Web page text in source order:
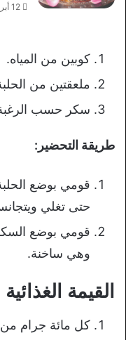
12 أبريل، 2026
كوبين من المياه.
ملعقتين من
سكر حسب
طريقة التحضير:
قومي بوضع الحلبة
حتى تغلي
قومي بوضع السكر
وهي ساخنة.
القيمة
كل مائة جرام من